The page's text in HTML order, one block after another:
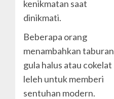
kenikmatan saat
dinikmati.
Beberapa orang
menambahkan taburan
gula halus atau cokelat
leleh untuk memberi
sentuhan modern.